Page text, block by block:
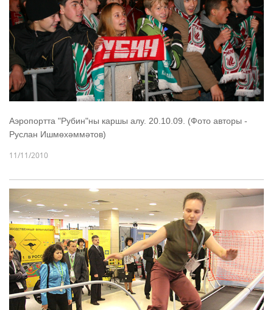
Аэропортта "Рубин"ны каршы алу. 20.10.09. (Фото авторы -
Руслан Ишмөхәммәтов)
11/11/2010